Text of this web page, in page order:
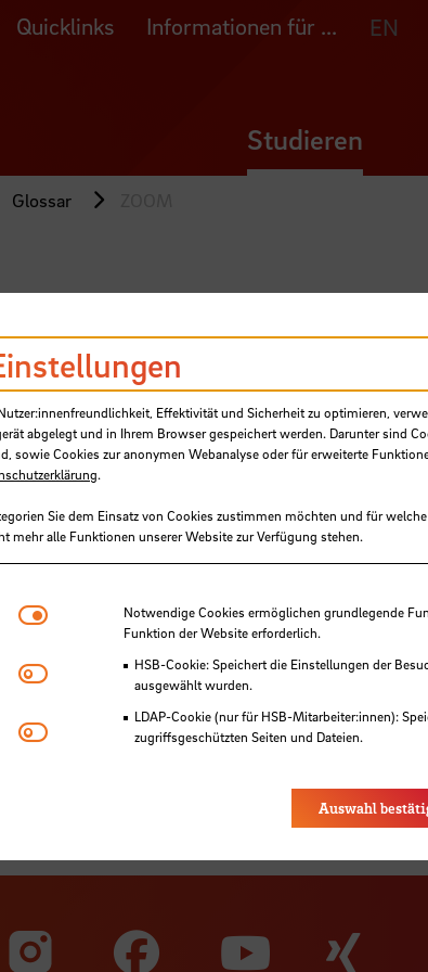
Quicklinks Informationen für ... EN
Studieren
Glossar
So kann man sich virtuell mit
für Arbeitsmeetings treffen, wenn man
wird neben BigBlueButton von den
durchzuführen. Zudem
erstellen, sodass der Zoom-Raum
Zu unserer Zu
Effektivität und Sicherheit zu optimieren,
abgelegt und in Ihrem Browser gespeichert werden. Darunter sind
sowie Cookies zur anonymen Webanalyse oder für erweiterte
.
Sie dem Einsatz von Cookies zustimmen möchten und für
mehr alle Funktionen unserer Website zur Verfügung stehen.
Notwendige CookiesNotwendige Cookies ermöglichen grundlegende
Funktion der Website erforderlich.
HSB-Cookie: Speichert die Einstellungen der
ausgewählt wurden.
LDAP-Cookie (nur für HSB-Mitarbeiter:innen):
zugriffsgeschützten Seiten und Dateien.
Matomo
Youtube
Auswahl